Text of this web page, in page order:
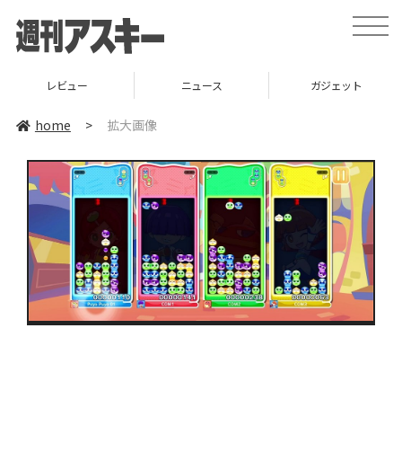
toggle
レビュー ニュース ガジェット
home > 拡大画像